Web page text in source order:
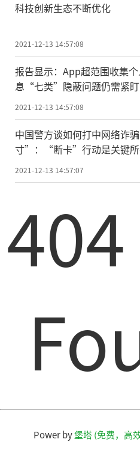
科技创新生态不断优化
2021-12-13 14:57:08
报告显示：App超范围收集
息“七类”隐蔽问题仍需紧
2021-12-13 14:57:08
中国警方谈如何打中网络诈
寸”：“断卡”行动是关键
2021-12-13 14:57:07
Power by堡塔 (免费，高